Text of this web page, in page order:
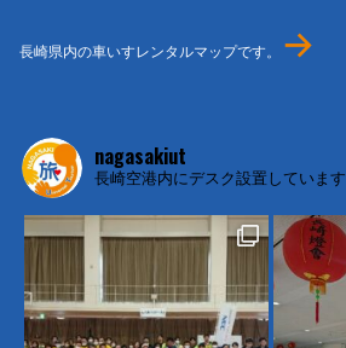
長崎県内の車いすレンタルマップです。 →
nagasakiut
長崎空港内にデスク設置しています